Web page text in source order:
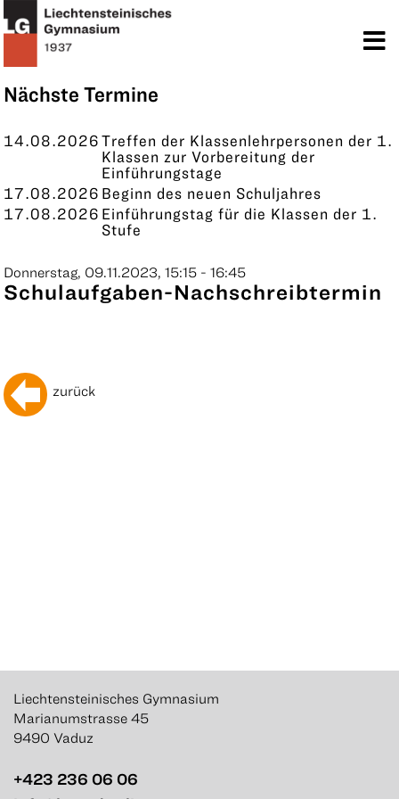
Nächste Termine
14.08.2026Treffen der Klassenlehrpersonen der 1.
Klassen zur Vorbereitung der
Einführungstage
17.08.2026 Beginn des neuen Schuljahres
17.08.2026 Einführungstag für die Klassen der 1.
Stufe
KONTAKT
Donnerstag, 09.11.2023, 15:15 - 16:45
Schulaufgaben-Nachschreibtermin
zurück
Liechtensteinisches Gymnasium
Marianumstrasse 45
9490 Vaduz
+423 236 06 06